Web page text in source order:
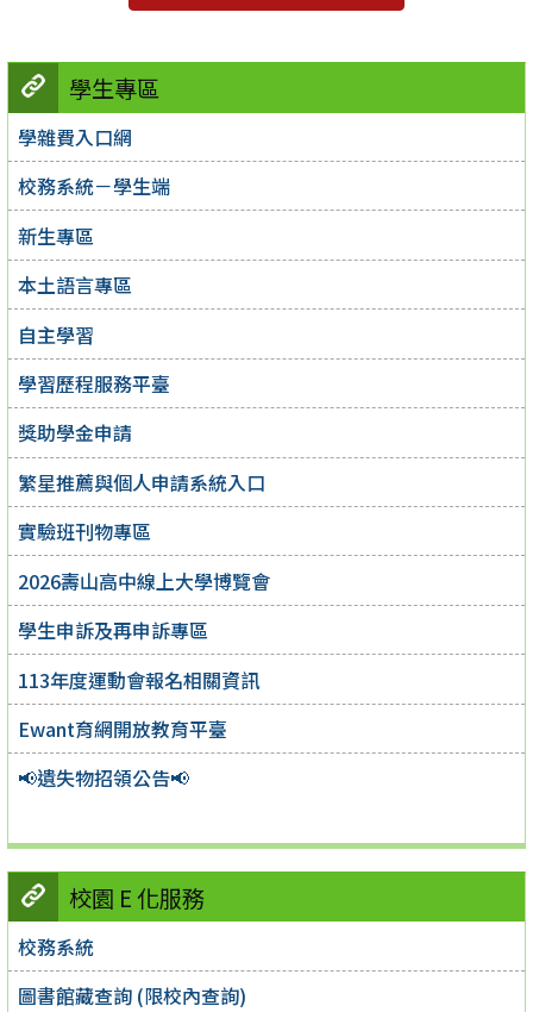
學生專區
學雜費入口網
校務系統－學生端
新生專區
本土語言專區
自主學習
學習歷程服務平臺
獎助學金申請
繁星推薦與個人申請系統入口
實驗班刊物專區
2026壽山高中線上大學博覽會
學生申訴及再申訴專區
113年度運動會報名相關資訊
Ewant育網開放教育平臺
📢遺失物招領公告📢
校園 E 化服務
校務系統
圖書館藏查詢 (限校內查詢)